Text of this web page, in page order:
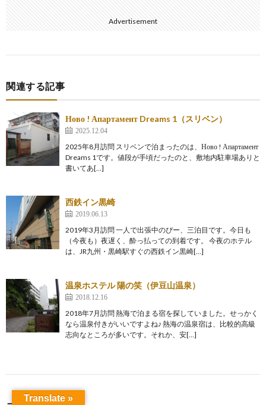
Advertisement
関連する記事
Ново ! Апартамент Dreams 1（スリベン）
2025.12.04
2025年8月訪問 スリベンで泊まったのは、Ново ! Апартамент
Dreams 1です。値段が手頃だったのと、敷地内駐車場ありと
書いてあ[…]
西鉄イン黒崎
2019.06.13
2019年3月訪問 一人で出張中のぴー、三泊目です。今日も
（今夜も）夜遅く、酔っ払っての到着です。 今夜のホテル
は、JR九州・黒崎駅すぐの西鉄イン黒崎[…]
温泉ホステル 陽の笑（伊豆山温泉）
2018.12.16
2018年7月訪問 熱海で泊まる宿を探していました。せっかく
なら温泉付きがいいですよね♪ 熱海の温泉宿は、比較的高級
志向なところが多いです。それか、安[…]
Translate »